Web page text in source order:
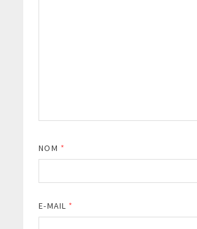
NOM *
E-MAIL *